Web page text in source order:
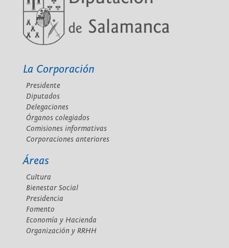
La Corporación
Presidente
Diputados
Delegaciones
Órganos colegiados
Comisiones informativas
Corporaciones anteriores
Áreas
Cultura
Bienestar Social
Presidencia
Fomento
Economía y Hacienda
Organización y RRHH